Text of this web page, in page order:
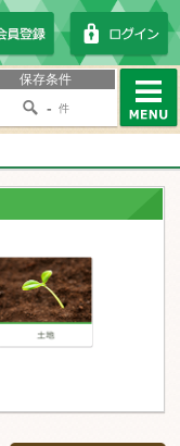
保存条件
- 件